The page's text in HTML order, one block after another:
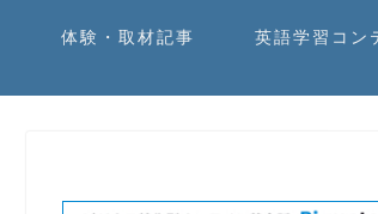
体験・取材記事 英語学習コン